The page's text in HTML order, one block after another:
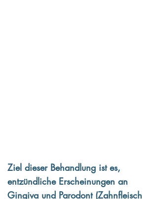
Ziel dieser Behandlung ist es,
entzündliche Erscheinungen an
Gingiva und Parodont (Zahnfleisch